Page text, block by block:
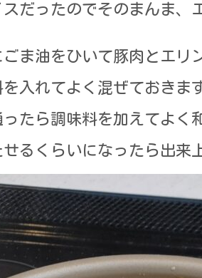
だったのでそのまんま、
ま油をひいて豚肉とエリ
入れてよく混ぜておきます
たら調味料を加えてよく
るくらいになったら出来